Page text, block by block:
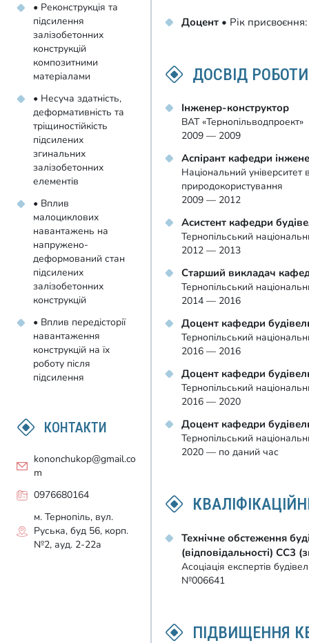
• Реконструкція та
підсилення
залізобетонних
конструкцій
композитними
матеріалами
• Несуча здатність,
деформативність та
тріщиностійкість
підсилених
згинальних
залізобетонних
елементів
• Вплив
малоциклових
навантажень на
напружено-
деформований стан
підсилених
залізобетонних
конструкцій
• Вплив передісторії
навантаження
конструкцій на їх
роботу після
підсилення
КОНТАКТИ
kononchukop@gmail.co
m
0976680164
м. Тернопіль, вул.
Руська, буд 56, корп.
№2, ауд. 2-22а
Доцент • Рік
ДОСВІД РОБОТИ
Інженер-конструктор
ВАТ «Тернопільводпроект»
2009 — 2009
Аспірант кафедри
Національний університет
природокористування
2009 — 2012
Асистент кафедри
Тернопільський
2012 — 2013
Старший викладач
Тернопільський
2014 — 2016
Доцент кафедри
Тернопільський
2016 — 2016
Доцент кафедри
Тернопільський
2016 — 2020
Доцент кафедри
Тернопільський
2020 — по даний час
Технічне обстеження
(відповідальності) СС3
Асоціація експертів
№006641
ПІДВИЩЕННЯ